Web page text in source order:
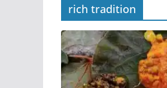
rich tradition